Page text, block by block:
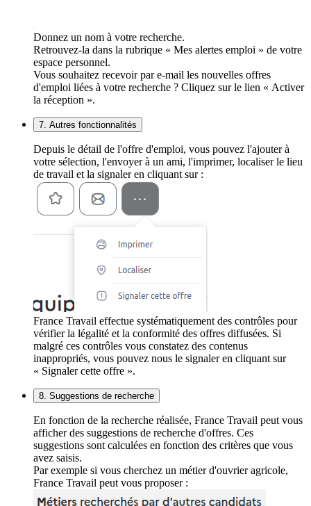
Donnez un nom à votre recherche.
Retrouvez-la dans la rubrique « Mes alertes emploi » de votre
espace personnel.
Vous souhaitez recevoir par e-mail les nouvelles offres
d'emploi liées à votre recherche ? Cliquez sur le lien « Activer
la réception ».
7. Autres fonctionnalités
Depuis le détail de l'offre d'emploi, vous pouvez l'ajouter à
votre sélection, l'envoyer à un ami, l'imprimer, localiser le lieu
de travail et la signaler en cliquant sur :
France Travail effectue systématiquement des contrôles pour
vérifier la légalité et la conformité des offres diffusées. Si
malgré ces contrôles vous constatez des contenus
inappropriés, vous pouvez nous le signaler en cliquant sur
« Signaler cette offre ».
8. Suggestions de recherche
En fonction de la recherche réalisée, France Travail peut vous
afficher des suggestions de recherche d'offres. Ces
suggestions sont calculées en fonction des critères que vous
avez saisis.
Par exemple si vous cherchez un métier d'ouvrier agricole,
France Travail peut vous proposer :